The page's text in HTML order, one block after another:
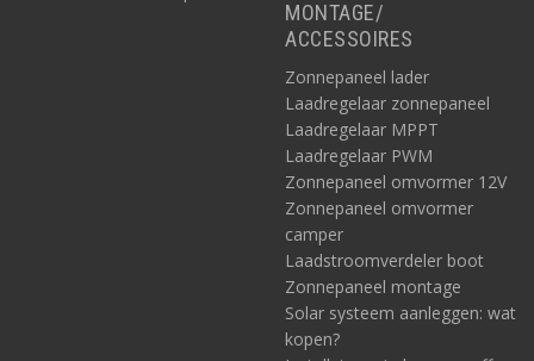
MONTAGE/
ACCESSOIRES
Zonnepaneel lader
Laadregelaar zonnepaneel
Laadregelaar MPPT
Laadregelaar PWM
Zonnepaneel omvormer 12V
Zonnepaneel omvormer
camper
Laadstroomverdeler boot
Zonnepaneel montage
Solar systeem aanleggen: wat
kopen?